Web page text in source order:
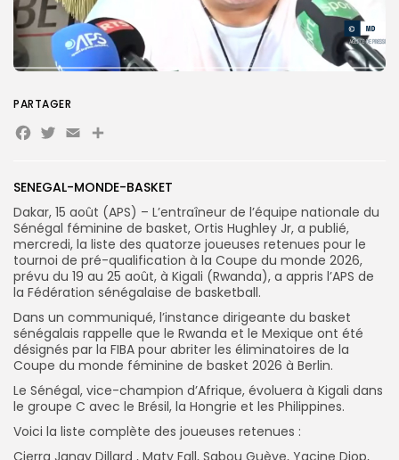
Search
for:
Search
FR
SENEGAL-MONDE-BASKET
Dakar, 15 août (APS) – L’entraîneur de l’équipe nationale du
Sénégal féminine de basket, Ortis Hughley Jr, a publié,
mercredi, la liste des quatorze joueuses retenues pour le
tournoi de pré-qualification à la Coupe du monde 2026,
prévu du 19 au 25 août, à Kigali (Rwanda), a appris l’APS de
la Fédération sénégalaise de basketball.
Dans un communiqué, l’instance dirigeante du basket
sénégalais rappelle que le Rwanda et le Mexique ont été
désignés par la FIBA pour abriter les éliminatoires de la
Coupe du monde féminine de basket 2026 à Berlin.
Le Sénégal, vice-champion d’Afrique, évoluera à Kigali dans
le groupe C avec le Brésil, la Hongrie et les Philippines.
Voici la liste complète des joueuses retenues :
PARTAGER
Facebook
Twitter
EmailPartager